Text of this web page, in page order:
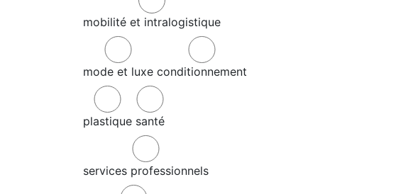
mobilité et intralogistique
mode et luxe conditionnement
plastique santé
services professionnels